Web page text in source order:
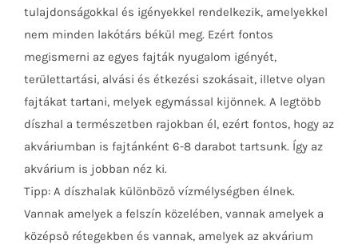
tulajdonságokkal és igényekkel rendelkezik, amelyekkel
nem minden lakótárs békül meg. Ezért fontos
megismerni az egyes fajták nyugalom igényét,
területtartási, alvási és étkezési szokásait, illetve olyan
fajtákat tartani, melyek egymással kijönnek. A legtöbb
díszhal a természetben rajokban él, ezért fontos, hogy az
akváriumban is fajtánként 6-8 darabot tartsunk. Így az
akvárium is jobban néz ki.
Tipp: A díszhalak különböző vízmélységben élnek.
Vannak amelyek a felszín közelében, vannak amelyek a
középső rétegekben és vannak, amelyek az akvárium